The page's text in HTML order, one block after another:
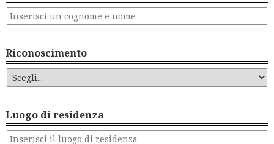
Riconoscimento
Luogo di residenza